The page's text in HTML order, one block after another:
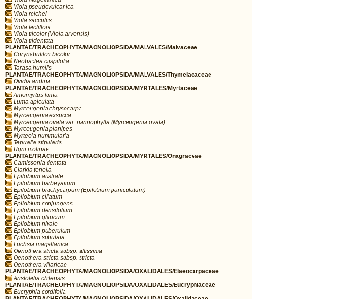
Viola pseudovulcanica
Viola reichei
Viola sacculus
Viola tectiflora
Viola tricolor (Viola arvensis)
Viola tridentata
PLANTAE/TRACHEOPHYTA/MAGNOLIOPSIDA/MALVALES/Malvaceae
Corynabutilon bicolor
Neobaclea crispifolia
Tarasa humilis
PLANTAE/TRACHEOPHYTA/MAGNOLIOPSIDA/MALVALES/Thymelaeaceae
Ovidia andina
PLANTAE/TRACHEOPHYTA/MAGNOLIOPSIDA/MYRTALES/Myrtaceae
Amomyrtus luma
Luma apiculata
Myrceugenia chrysocarpa
Myrceugenia exsucca
Myrceugenia ovata var. nannophylla (Myrceugenia ovata)
Myrceugenia planipes
Myrteola nummularia
Tepualia stipularis
Ugni molinae
PLANTAE/TRACHEOPHYTA/MAGNOLIOPSIDA/MYRTALES/Onagraceae
Camissonia dentata
Clarkia tenella
Epilobium australe
Epilobium barbeyanum
Epilobium brachycarpum (Epilobium paniculatum)
Epilobium ciliatum
Epilobium conjungens
Epilobium densifolium
Epilobium glaucum
Epilobium nivale
Epilobium puberulum
Epilobium subulata
Fuchsia magellanica
Oenothera stricta subsp. altissima
Oenothera stricta subsp. stricta
Oenothera villaricae
PLANTAE/TRACHEOPHYTA/MAGNOLIOPSIDA/OXALIDALES/Elaeocarpaceae
Aristotelia chilensis
PLANTAE/TRACHEOPHYTA/MAGNOLIOPSIDA/OXALIDALES/Eucryphiaceae
Eucryphia cordifolia